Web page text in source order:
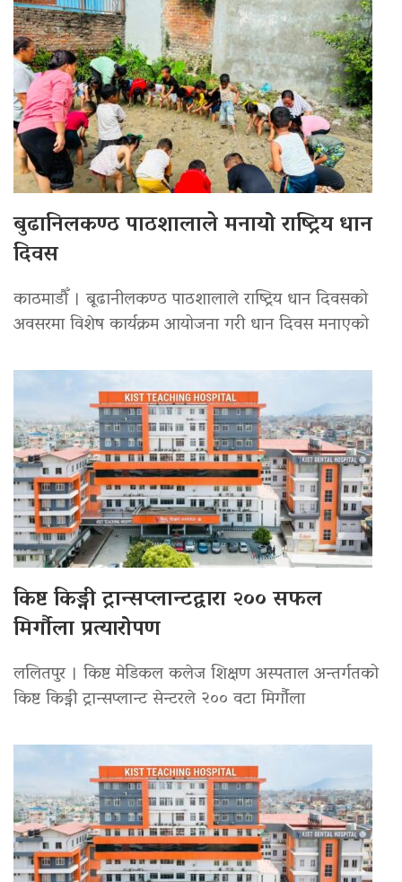
बुढानिलकण्ठ पाठशालाले मनायो राष्ट्रिय धान
दिवस
काठमाडौँ । बूढानीलकण्ठ पाठशालाले राष्ट्रिय धान दिवसको
अवसरमा विशेष कार्यक्रम आयोजना गरी धान दिवस मनाएको
किष्ट किड्नी ट्रान्सप्लान्टद्वारा २०० सफल
मिर्गौला प्रत्यारोपण
ललितपुर । किष्ट मेडिकल कलेज शिक्षण अस्पताल अन्तर्गतको
किष्ट किड्नी ट्रान्सप्लान्ट सेन्टरले २०० वटा मिर्गौला